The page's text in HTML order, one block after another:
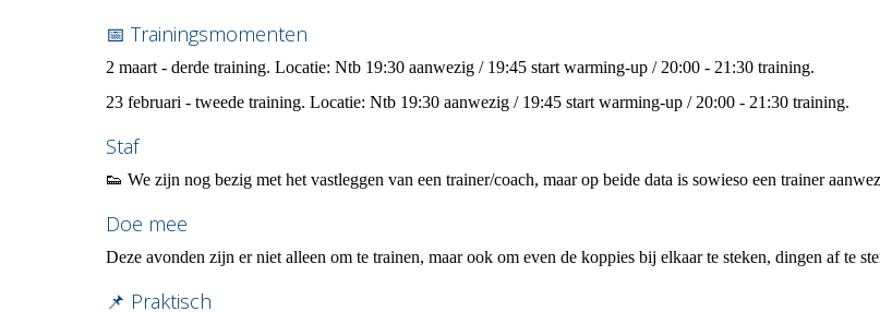
📅 Trainingsmomenten
2 maart - derde training. Locatie: Ntb 19:30 aanwezig / 19:45 start warming-up / 20:00 - 21:30 training.
23 februari - tweede training. Locatie: Ntb 19:30 aanwezig / 19:45 start warming-up / 20:00 - 21:30 training.
Staf
👟 We zijn nog bezig met het vastleggen van een trainer/coach, maar op beide data is sowieso een trainer
Doe mee
Deze avonden zijn er niet alleen om te trainen, maar ook om even de koppies bij elkaar te steken, dingen af te
📌 Praktisch